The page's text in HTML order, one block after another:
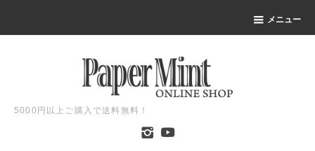
メニュー
5000円以上ご購入で送料無料！